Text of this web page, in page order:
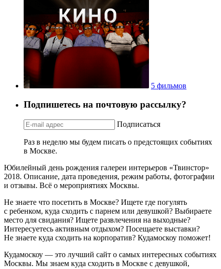
5 фильмов
Подпишетесь на почтовую рассылку?
Подписаться
Раз в неделю мы будем писать о предстоящих событиях
в Москве.
Юбилейный день рождения галереи интерьеров «Твинстор»
2018. Описание, дата проведения, режим работы, фотографии
и отзывы. Всё о мероприятиях Москвы.
Не знаете что посетить в Москве? Ищете где погулять
с ребенком, куда сходить с парнем или девушкой? Выбираете
место для свидания? Ищете развлечения на выходные?
Интересуетесь активным отдыхом? Посещаете выставки?
Не знаете куда сходить на корпоратив? Кудамоскоу поможет!
Кудамоскоу — это лучший сайт о самых интересных событиях
Москвы. Мы знаем куда сходить в Москве с девушкой,